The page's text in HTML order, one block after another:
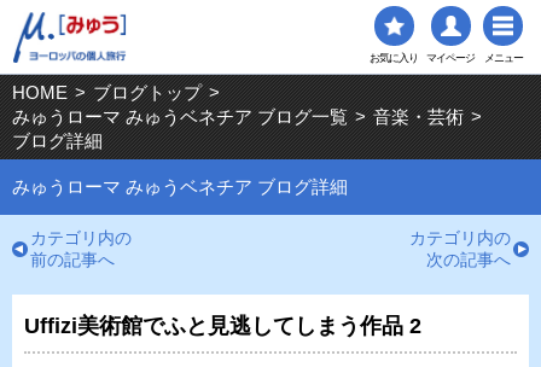
お気に入り マイページ メニュー
HOME > ブログトップ >
みゅうローマ みゅうベネチア ブログ一覧 > 音楽・芸術 >
ブログ詳細
みゅうローマ みゅうベネチア ブログ詳細
カテゴリ内の
前の記事へ
カテゴリ内の
次の記事へ
Uffizi美術館でふと見逃してしまう作品 2